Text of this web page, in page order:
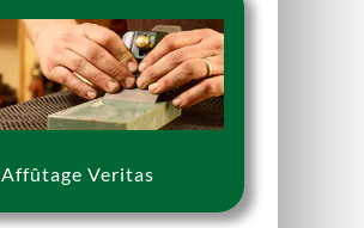
Affûtage Veritas